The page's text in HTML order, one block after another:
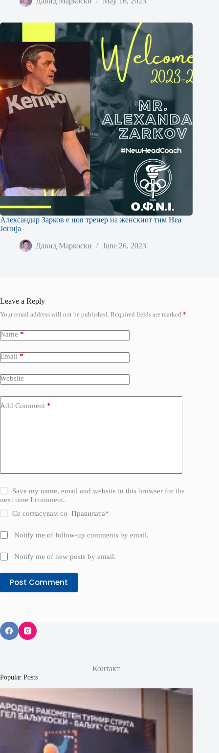
Александар Зарков е нов тренер на женскиот тим Неа
Јонија
Давид Маркоски June 26, 2023
Leave a Reply
Your email address will not be published. Required fields are marked *
Name *
Email *
Website
Add Comment *
Save my name, email and website in this browser for the
next time I comment.
Се согласувам соПравилата*
Notify me of follow-up comments by email.
Notify me of new posts by email.
Post Comment
Контакт
Popular Posts